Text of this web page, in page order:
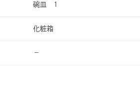
碗皿 1
化粧箱
−